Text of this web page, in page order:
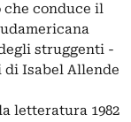
che conduce il
struggenti -
Isabel Allende
letteratura 1982